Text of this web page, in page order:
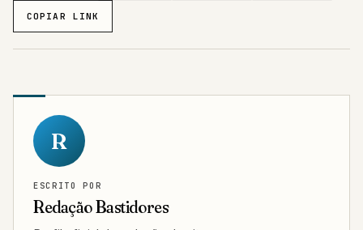
R
ESCRITO POR
Redação Bastidores
Perfil oficial da redação do site.